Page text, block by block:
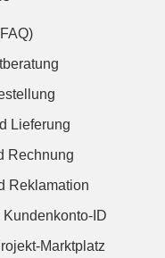
Lieferung
Rechnung
Reklamation
ID
Marktplatz